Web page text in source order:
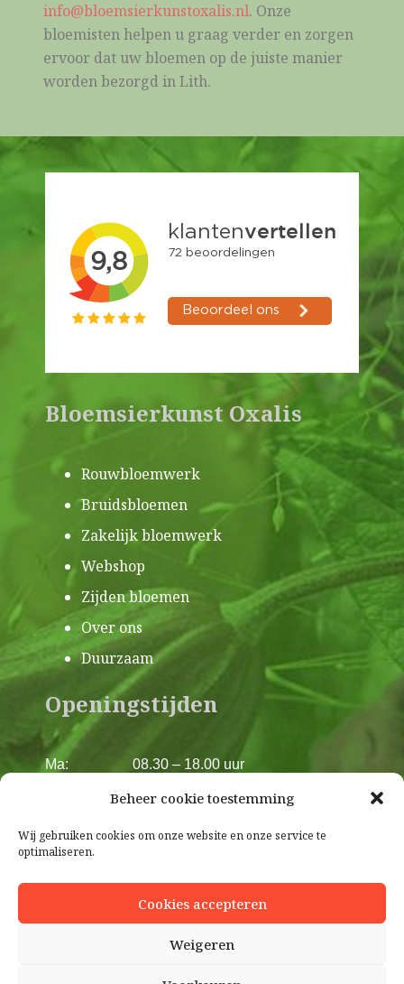
Beheer cookie toestemming
Wij gebruiken cookies om onze website en onze service te
optimaliseren.
Cookies accepteren
Weigeren
info@bloemsierkunstoxalis.nl. Onze
bloemisten helpen u graag verder en zorgen
ervoor dat uw bloemen op de juiste manier
worden bezorgd in Lith.
Bloemsierkunst Oxalis
Rouwbloemwerk
Bruidsbloemen
Zakelijk bloemwerk
Webshop
Zijden bloemen
Over ons
Duurzaam
Openingstijden
Ma:
08.30 – 18.00 uur
Do:
08.30 – 18.00 uur
Vr:
Za:
08.30 – 17.00 uur